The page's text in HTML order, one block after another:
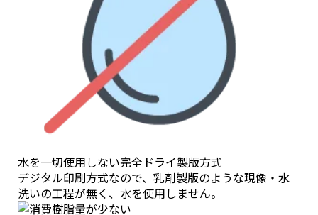
水を一切使用しない完全ドライ製版方式
デジタル印刷方式なので、乳剤製版のような現像・水
洗いの工程が無く、水を使用しません。